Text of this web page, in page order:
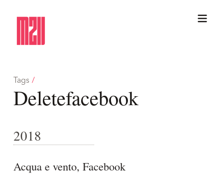
Tags /
Deletefacebook
2018
Acqua e vento, Facebook